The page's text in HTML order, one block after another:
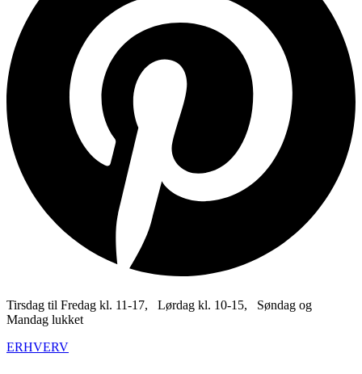
Tirsdag til Fredag kl. 11-17, Lørdag kl. 10-15, Søndag og
Mandag lukket
ERHVERV